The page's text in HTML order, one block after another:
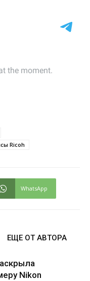
Ricoh
WhatsApp
ЕЩЕ ОТ АВТОРА
Nikon